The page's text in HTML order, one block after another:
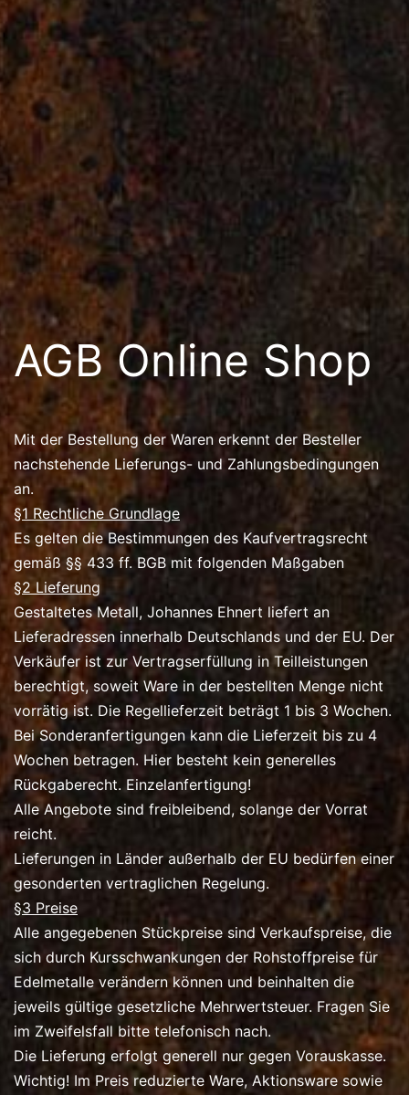
AGB Online Shop
Mit der Bestellung der Waren erkennt der Besteller
nachstehende Lieferungs- und Zahlungsbedingungen
an.
§1 Rechtliche Grundlage
Es gelten die Bestimmungen des Kaufvertragsrecht
gemäß §§ 433 ff. BGB mit folgenden Maßgaben
§2 Lieferung
Gestaltetes Metall, Johannes Ehnert liefert an
Lieferadressen innerhalb Deutschlands und der EU. Der
Verkäufer ist zur Vertragserfüllung in Teilleistungen
berechtigt, soweit Ware in der bestellten Menge nicht
vorrätig ist. Die Regellieferzeit beträgt 1 bis 3 Wochen.
Bei Sonderanfertigungen kann die Lieferzeit bis zu 4
Wochen betragen. Hier besteht kein generelles
Rückgaberecht. Einzelanfertigung!
Alle Angebote sind freibleibend, solange der Vorrat
reicht.
Lieferungen in Länder außerhalb der EU bedürfen einer
gesonderten vertraglichen Regelung.
§3 Preise
Alle angegebenen Stückpreise sind Verkaufspreise, die
sich durch Kursschwankungen der Rohstoffpreise für
Edelmetalle verändern können und beinhalten die
jeweils gültige gesetzliche Mehrwertsteuer. Fragen Sie
im Zweifelsfall bitte telefonisch nach.
Die Lieferung erfolgt generell nur gegen Vorauskasse.
Wichtig! Im Preis reduzierte Ware, Aktionsware sowie